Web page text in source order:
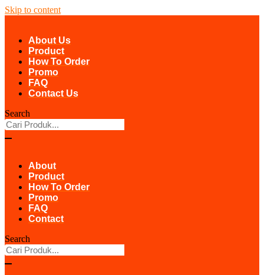
Skip to content
About Us
Product
How To Order
Promo
FAQ
Contact Us
Search
About
Product
How To Order
Promo
FAQ
Contact
Search